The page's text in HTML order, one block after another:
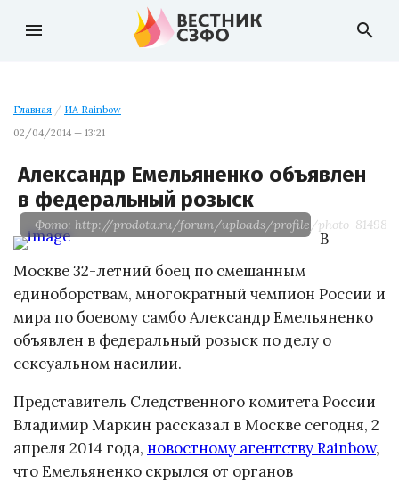
menu search
Главная / ИА Rainbow
02/04/2014 — 13:21
Александр Емельяненко объявлен
в федеральный розыск
Фото: http://prodota.ru/forum/uploads/profile/photo-
В
Москве 32-летний боец по смешанным
единоборствам, многократный чемпион России и
мира по боевому самбо Александр Емельяненко
объявлен в федеральный розыск по делу о
сексуальном насилии.
Представитель Следственного комитета России
Владимир Маркин рассказал в Москве сегодня, 2
апреля 2014 года, новостному агентству Rainbow,
что Емельяненко скрылся от органов